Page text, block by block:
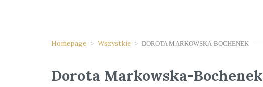
Homepage > Wszystkie > DOROTA MARKOWSKA-BOCHENEK
Dorota Markowska-Bochenek